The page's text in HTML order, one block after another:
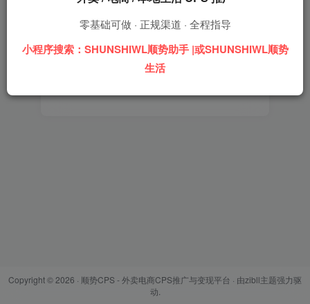
登录密码
记住登录 找回密码
Copyright © 2026 · 顺势CPS - 外卖电商CPS推广与变现平台 · 由zibll主题强力驱
动.
零基础可做 · 正规渠道 · 全程指导
小程序搜索：SHUNSHIWL顺势助手 |或SHUNSHIWL顺势
生活